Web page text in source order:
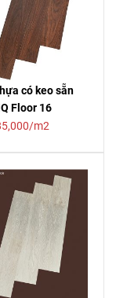
có keo sẵn
Floor 16
m2